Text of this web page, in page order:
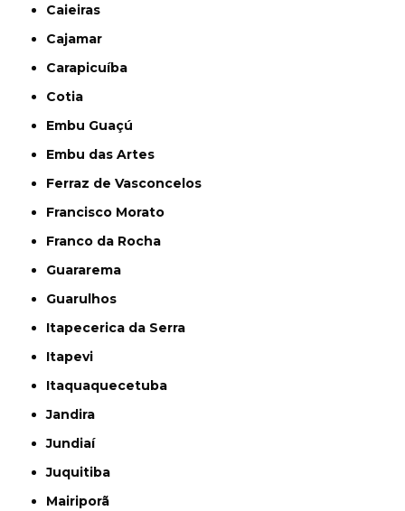
Caieiras
Cajamar
Carapicuíba
Cotia
Embu Guaçú
Embu das Artes
Ferraz de Vasconcelos
Francisco Morato
Franco da Rocha
Guararema
Guarulhos
Itapecerica da Serra
Itapevi
Itaquaquecetuba
Jandira
Jundiaí
Juquitiba
Mairiporã